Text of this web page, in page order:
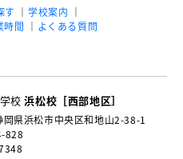
す
学校案内
時間
よくある質問
校浜松校［西部地区］
岡県浜松市中央区和地山2-38-1
828